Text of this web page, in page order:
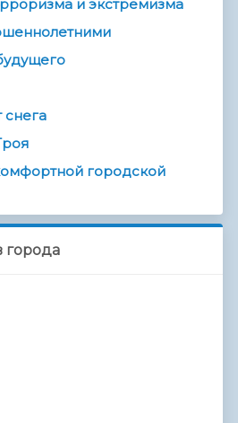
и экстремизма
снега
городской
города